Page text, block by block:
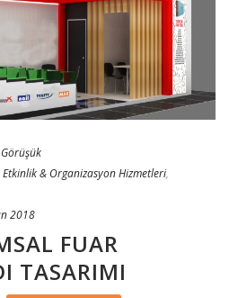
Etkinlik & Organizasyon Hizmetleri,
2018
FUAR
TASARIMI